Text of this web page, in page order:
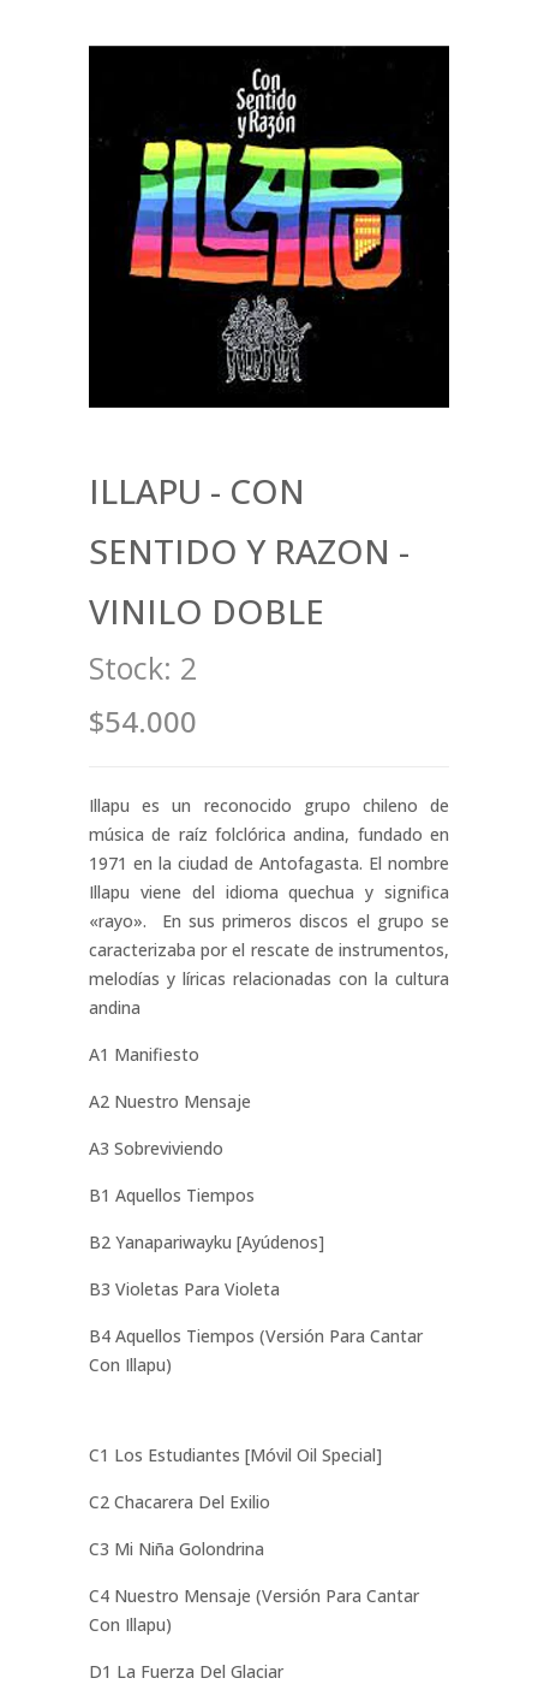
ILLAPU - CON
SENTIDO Y RAZON -
VINILO DOBLE
Stock: 2
$54.000
Illapu es un reconocido grupo chileno de
música de raíz folclórica andina, fundado en
1971 en la ciudad de Antofagasta. El nombre
Illapu viene del idioma quechua y significa
«rayo». ​ En sus primeros discos el grupo se
caracterizaba por el rescate de instrumentos,
melodías y líricas relacionadas con la cultura
andina
A1 Manifiesto
A2 Nuestro Mensaje
A3 Sobreviviendo
B1 Aquellos Tiempos
B2 Yanapariwayku [Ayúdenos]
B3 Violetas Para Violeta
B4 Aquellos Tiempos (Versión Para Cantar
Con Illapu)
C1 Los Estudiantes [Móvil Oil Special]
C2 Chacarera Del Exilio
C3 Mi Niña Golondrina
C4 Nuestro Mensaje (Versión Para Cantar
Con Illapu)
D1 La Fuerza Del Glaciar